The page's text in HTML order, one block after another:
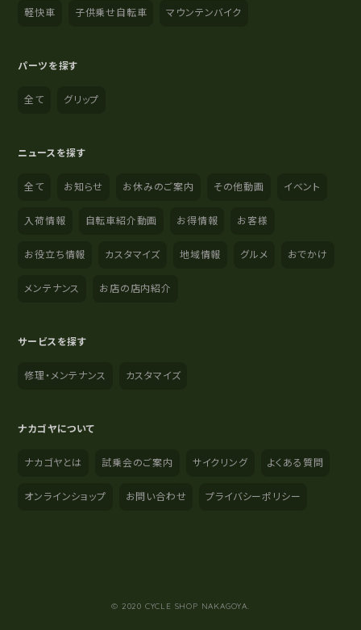
軽快車 子供乗せ自転車 マウンテンバイク
パーツを探す
全て グリップ
ニュースを探す
全て お知らせ お休みのご案内 その他動画 イベント
入荷情報 自転車紹介動画 お得情報 お客様
お役立ち情報 カスタマイズ 地域情報 グルメ おでかけ
メンテナンス お店の店内紹介
サービスを探す
修理・メンテナンス カスタマイズ
ナカゴヤについて
ナカゴヤとは 試乗会のご案内 サイクリング よくある質問
オンラインショップ お問い合わせ プライバシーポリシー
© 2020 CYCLE SHOP NAKAGOYA.